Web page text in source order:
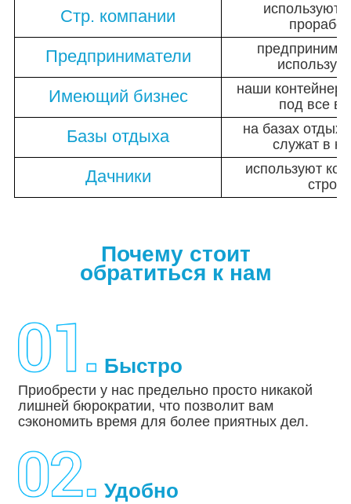
Стр. компании
используют
Предприниматели
Имеющий бизнес
наши
под все
Базы отдыха
на базах
служат в
Дачники
используют
Почему стоит
обратиться к нам
Быстро
Приобрести у нас предельно просто никакой
лишней бюрократии, что позволит вам
сэкономить время для более приятных дел.
Удобно